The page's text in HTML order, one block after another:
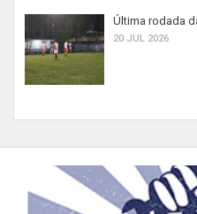
Última rodada
20 JUL 2026